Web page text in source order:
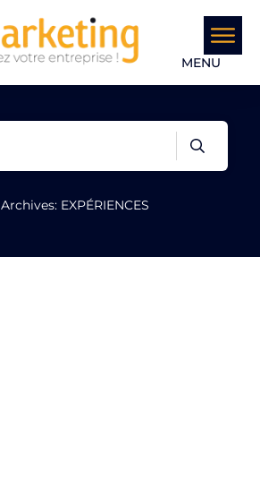
MENU
Archives: EXPÉRIENCES